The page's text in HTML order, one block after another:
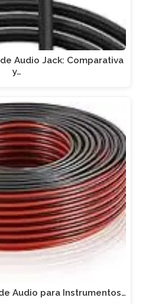
Audio Jack: Comparativa
y…
Audio para Instrumentos…